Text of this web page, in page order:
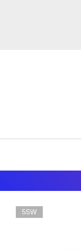
55W